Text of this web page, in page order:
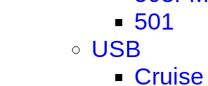
501
USB
Cruise